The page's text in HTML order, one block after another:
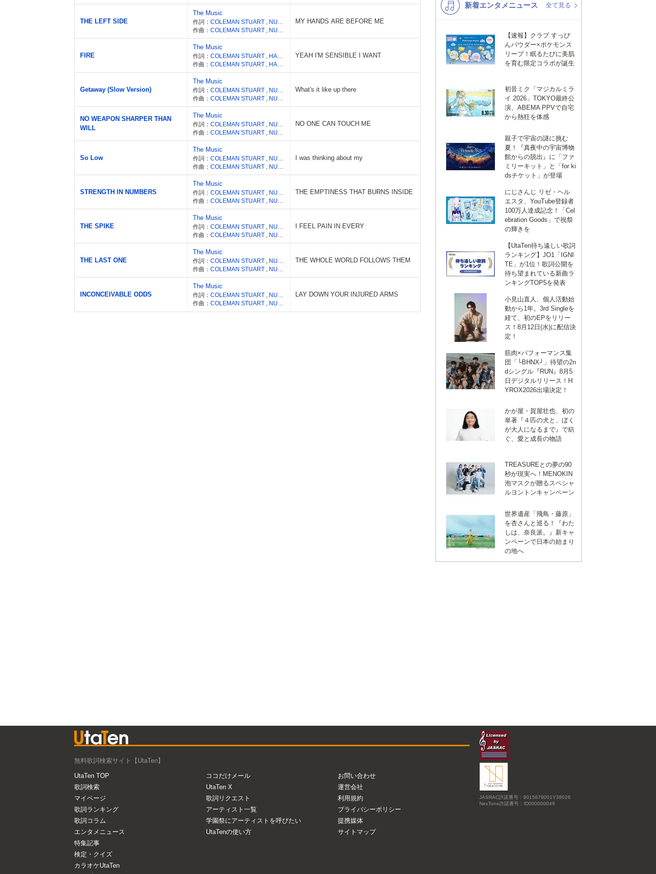
THE LEFT SIDE
The Music
作詞： COLEMAN STUART NUTTER ADAM JAMES ,JORDAN PHILIP,
作曲： COLEMAN STUART NUTTER ADAM JAMES
MY HANDS ARE BEFORE ME
FIRE
The Music
作詞： COLEMAN STUART HARVEY ROBERT MICHAEL NELSON ,
JORDAN PHILIP
作曲： COLEMAN STUART HARVEY ROBERT MICHAEL NELSON JORDAN PHILIP
YEAH I'M SENSIBLE I WANT
Getaway (Slow Version)
The Music
作詞： COLEMAN STUART NUTTER ADAM JAMES ,JORDAN PHILIP
HARVEY ROBERT MICHAEL NELSON
作曲： COLEMAN STUART NUTTER ADAM JAMES HARVEY ROBERT MICHAEL NELSON
What's it like up there
NO WEAPON SHARPER THAN
WILL
The Music
作詞： COLEMAN STUART NUTTER ADAM JAMES , JORDAN PHILIP
作曲： COLEMAN STUART NUTTER ADAM JAMES
NO ONE CAN TOUCH ME
So Low
The Music
作詞： COLEMAN STUART NUTTER ADAM JAMES , JORDAN PHILIP
HARVEY ROBERT MICHAEL NELSON
作曲： COLEMAN STUART NUTTER ADAM JAMES HARVEY ROBERT MICHAEL NELSON
I was thinking about my
STRENGTH IN NUMBERS
The Music
作詞： COLEMAN STUART NUTTER ADAM JAMES ,JORDAN PHILIP,HARVEY ROBERT MICHAEL NELSON
作曲： COLEMAN STUART NUTTER ADAM JAMES HARVEY ROBERT MICHAEL NELSON
THE EMPTINESS THAT BURNS INSIDE
THE SPIKE
The Music
作詞： COLEMAN STUART NUTTER ADAM JAMES JORDAN PHILIP
HARVEY ROBERT MICHAEL NELSON
作曲： COLEMAN STUART NUTTER ADAM JAMES
I FEEL PAIN IN EVERY
THE LAST ONE
The Music
作詞： COLEMAN STUART NUTTER ADAM JAMES ,JORDAN PHILIP,HARVEY ROBERT MICHAEL NELSON
作曲： COLEMAN STUART NUTTER ADAM JAMES HARVEY ROBERT MICHAEL NELSON
THE WHOLE WORLD FOLLOWS THEM
INCONCEIVABLE ODDS
The Music
作詞： COLEMAN STUART NUTTER ADAM JAMES ,JORDAN PHILIP,HARVEY ROBERT MICHAEL NELSON
作曲： COLEMAN STUART NUTTER ADAM JAMES HARVEY ROBERT MICHAEL NELSON
LAY DOWN YOUR INJURED ARMS
K-POP 演歌・歌謡
VTuber ディズニー
新着エンタメニュース 全て見る
【速報】クラブ すっぴ
んパウダー×ポケモンス
リープ！眠るたびに美肌
を育む限定コラボが誕生
初音ミク「マジカルミラ
イ 2026」TOKYO最終公
演、ABEMA PPVで自宅
から熱狂を体感
親子で宇宙の謎に挑む
夏！『真夜中の宇宙博物
館からの脱出』に「ファ
ミリーキット」と「for ki
dsチケット」が登場
にじさんじ リゼ・ヘル
エスタ、YouTube登録者
100万人達成記念！「Cel
ebration Goods」で祝祭
の輝きを
【UtaTen待ち遠しい歌詞
ランキング】JO1「IGNI
TE」が1位！歌詞公開を
待ち望まれている新曲ラ
ンキングTOP5を発表
小見山直人、個人活動始
動から1年。3rd Singleを
経て、初のEPをリリー
ス！8月12日(水)に配信決
定！
筋肉×パフォーマンス集
団「└BHNX┘」待望の2n
dシングル『RUN』8月5
日デジタルリリース！H
YROX2026出場決定！
かが屋・賀屋壮也、初の
単著『４匹の犬と、ぼく
が大人になるまで』で紡
ぐ、愛と成長の物語
TREASUREとの夢の90
秒が現実へ！MENOKIN
泡マスクが贈るスペシャ
ルヨントンキャンペーン
世界遺産「飛鳥・藤原」
を杏さんと巡る！『わた
しは、奈良派。』新キャ
ンペーンで日本の始まり
の地へ
無料歌詞検索サイト【UtaTen】
UtaTen TOP
歌詞検索
マイページ
歌詞ランキング
歌詞コラム
エンタメニュース
特集記事
検定・クイズ
カラオケUtaTen
ココだけメール
UtaTen X
歌詞リクエスト
アーティスト一覧
学園祭にアーティストを呼びたい
UtaTenの使い方
お問い合わせ
運営会社
利用規約
プライバシーポリシー
提携媒体
サイトマップ
JASRAC許諾番号：9015879001Y38026
NexTone許諾番号：ID000000049